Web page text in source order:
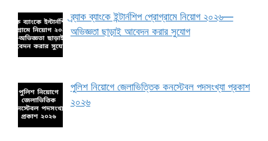
ব্র্যাক ব্যাংকে ইন্টার্নশিপ প্রোগ্রামে নিয়োগ ২০২৬—
অভিজ্ঞতা ছাড়াই আবেদন করার সুযোগ
পুলিশ নিয়োগে জেলাভিত্তিক কনস্টেবল পদসংখ্যা প্রকাশ
২০২৬